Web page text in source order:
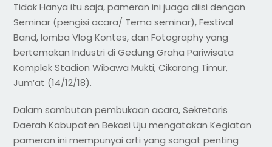
Tidak Hanya itu saja, pameran ini juaga diisi dengan
Seminar (pengisi acara/ Tema seminar), Festival
Band, lomba Vlog Kontes, dan Fotography yang
bertemakan Industri di Gedung Graha Pariwisata
Komplek Stadion Wibawa Mukti, Cikarang Timur,
Jum’at (14/12/18).
Dalam sambutan pembukaan acara, Sekretaris
Daerah Kabupaten Bekasi Uju mengatakan Kegiatan
pameran ini mempunyai arti yang sangat penting